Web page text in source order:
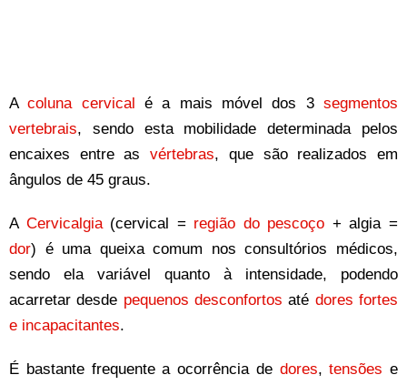
Acoluna cervical é a mais móvel dos 3segmentos
vertebrais, sendo esta mobilidade determinada pelos
encaixes entre asvértebras, que são realizados em
ângulos de 45 graus.
A Cervicalgia(cervical = região do pescoço + algia =
dor) é uma queixa comum nos consultórios médicos,
sendo ela variável quanto à intensidade, podendo
acarretar desde pequenos desconfortos até dores fortes
e incapacitantes.
É bastante frequente a ocorrência de dores,tensões e